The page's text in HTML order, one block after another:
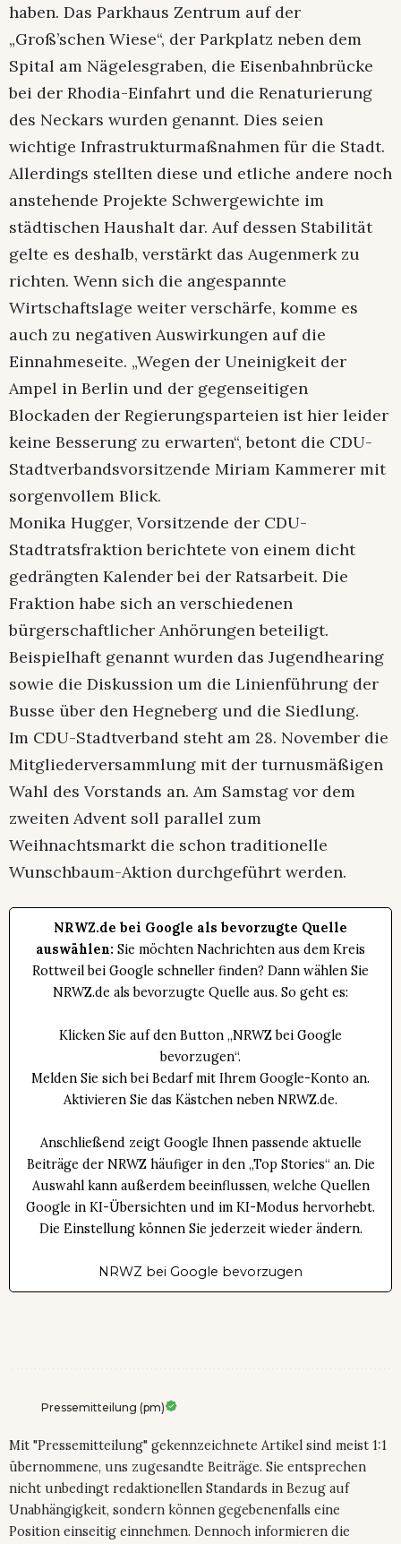
haben. Das Parkhaus Zentrum auf der
„Groß’schen Wiese“, der Parkplatz neben dem
Spital am Nägelesgraben, die Eisenbahnbrücke
bei der Rhodia-Einfahrt und die Renaturierung
des Neckars wurden genannt. Dies seien
wichtige Infrastrukturmaßnahmen für die Stadt.
Allerdings stellten diese und etliche andere noch
anstehende Projekte Schwergewichte im
städtischen Haushalt dar. Auf dessen Stabilität
gelte es deshalb, verstärkt das Augenmerk zu
richten. Wenn sich die angespannte
Wirtschaftslage weiter verschärfe, komme es
auch zu negativen Auswirkungen auf die
Einnahmeseite. „Wegen der Uneinigkeit der
Ampel in Berlin und der gegenseitigen
Blockaden der Regierungsparteien ist hier leider
keine Besserung zu erwarten“, betont die CDU-
Stadtverbandsvorsitzende Miriam Kammerer mit
sorgenvollem Blick.
Monika Hugger, Vorsitzende der CDU-
Stadtratsfraktion berichtete von einem dicht
gedrängten Kalender bei der Ratsarbeit. Die
Fraktion habe sich an verschiedenen
bürgerschaftlicher Anhörungen beteiligt.
Beispielhaft genannt wurden das Jugendhearing
sowie die Diskussion um die Linienführung der
Busse über den Hegneberg und die Siedlung.
Im CDU-Stadtverband steht am 28. November die
Mitgliederversammlung mit der turnusmäßigen
Wahl des Vorstands an. Am Samstag vor dem
zweiten Advent soll parallel zum
Weihnachtsmarkt die schon traditionelle
Wunschbaum-Aktion durchgeführt werden.
NRWZ.de bei Google als bevorzugte Quelle
auswählen: Sie möchten Nachrichten aus dem Kreis
Rottweil bei Google schneller finden? Dann wählen Sie
NRWZ.de als bevorzugte Quelle aus. So geht es:
Klicken Sie auf den Button „NRWZ bei Google
bevorzugen“.
Melden Sie sich bei Bedarf mit Ihrem Google-Konto an.
Aktivieren Sie das Kästchen neben NRWZ.de.
Anschließend zeigt Google Ihnen passende aktuelle
Beiträge der NRWZ häufiger in den „Top Stories“ an. Die
Auswahl kann außerdem beeinflussen, welche Quellen
Google in KI-Übersichten und im KI-Modus hervorhebt.
Die Einstellung können Sie jederzeit wieder ändern.
NRWZ bei Google bevorzugen
Pressemitteilung (pm)
Mit "Pressemitteilung" gekennzeichnete Artikel sind meist 1:1
übernommene, uns zugesandte Beiträge. Sie entsprechen
nicht unbedingt redaktionellen Standards in Bezug auf
Unabhängigkeit, sondern können gegebenenfalls eine
Position einseitig einnehmen. Dennoch informieren die